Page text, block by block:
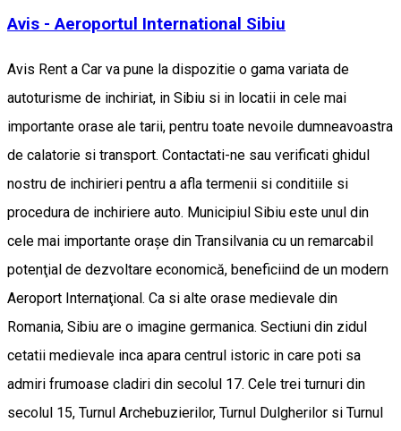
Avis - Aeroportul International Sibiu
Avis Rent a Car va pune la dispozitie o gama variata de
autoturisme de inchiriat, in Sibiu si in locatii in cele mai
importante orase ale tarii, pentru toate nevoile dumneavoastra
de calatorie si transport. Contactati-ne sau verificati ghidul
nostru de inchirieri pentru a afla termenii si conditiile si
procedura de inchiriere auto. Municipiul Sibiu este unul din
cele mai importante oraşe din Transilvania cu un remarcabil
potenţial de dezvoltare economică, beneficiind de un modern
Aeroport Internaţional. Ca si alte orase medievale din
Romania, Sibiu are o imagine germanica. Sectiuni din zidul
cetatii medievale inca apara centrul istoric in care poti sa
admiri frumoase cladiri din secolul 17. Cele trei turnuri din
secolul 15, Turnul Archebuzierilor, Turnul Dulgherilor si Turnul